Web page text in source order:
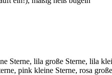
Sterne, lila große Sterne, lila
pink kleine Sterne, rosa